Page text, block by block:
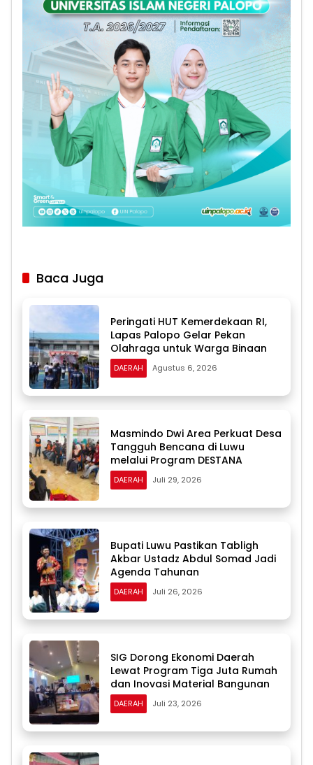
Baca Juga
Peringati HUT Kemerdekaan RI,
Lapas Palopo Gelar Pekan
Olahraga untuk Warga Binaan
DAERAH Agustus 6, 2026
Masmindo Dwi Area Perkuat Desa
Tangguh Bencana di Luwu
melalui Program DESTANA
DAERAH Juli 29, 2026
Bupati Luwu Pastikan Tabligh
Akbar Ustadz Abdul Somad Jadi
Agenda Tahunan
DAERAH Juli 26, 2026
SIG Dorong Ekonomi Daerah
Lewat Program Tiga Juta Rumah
dan Inovasi Material Bangunan
DAERAH Juli 23, 2026